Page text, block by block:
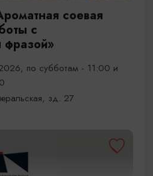
соевая
с
по субботам - 11:00 и
зд. 27